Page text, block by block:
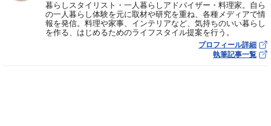
暮らしスタイリスト・一人暮らしアドバイザー・料理家。自ら
の一人暮らし体験を元に取材や研究を重ね、各種メディアで情
報を発信。料理や家事、インテリアなど、気持ちのいい暮らし
を作る、はじめるためのライフスタイル提案を行う。
プロフィール詳細
執筆記事一覧